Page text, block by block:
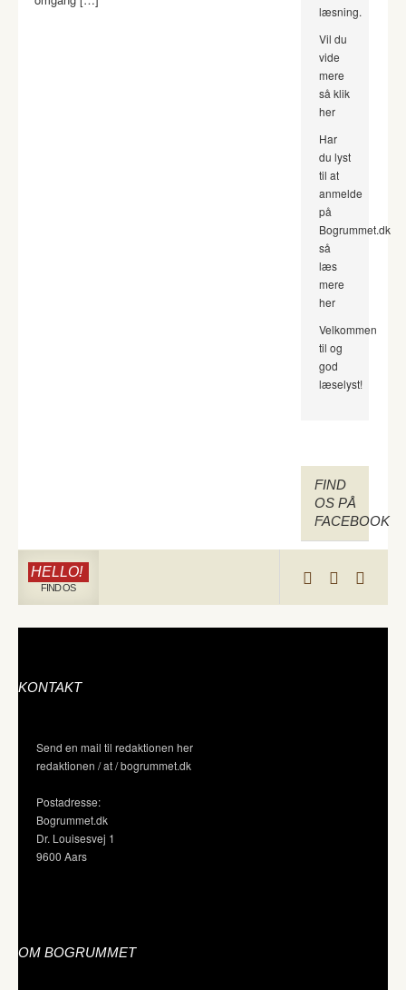
læsning.
Vil du
vide
mere
så klik
her
Har
du lyst
til at
anmelde
på
Bogrummet.dk
så
læs
mere
her
Velkommen
til og
god
læselyst!
FIND
OS PÅ
FACEBOOK
HELLO!
FIND OS
KONTAKT
Send en mail til redaktionen her
redaktionen / at / bogrummet.dk
Postadresse:
Bogrummet.dk
Dr. Louisesvej 1
9600 Aars
OM BOGRUMMET